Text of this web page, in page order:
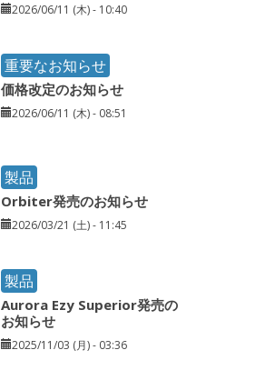
2026/06/11 (木) - 10:40
重要なお知らせ
価格改定のお知らせ
2026/06/11 (木) - 08:51
製品
Orbiter発売のお知らせ
2026/03/21 (土) - 11:45
製品
Aurora Ezy Superior発売の
お知らせ
2025/11/03 (月) - 03:36